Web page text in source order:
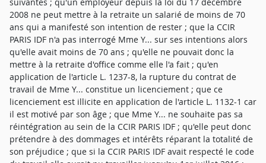
2008 ne peut mettre à la retraite un salarié de moins de 70
ans qui a manifesté son intention de rester ; que la CCIR
PARIS IDF n'a pas interrogé Mme Y... sur ses intentions alors
qu'elle avait moins de 70 ans ; qu'elle ne pouvait donc la
mettre à la retraite d'office comme elle l'a fait ; qu'en
application de l'article L. 1237-8, la rupture du contrat de
travail de Mme Y... constitue un licenciement ; que ce
licenciement est illicite en application de l'article L. 1132-1 car
il est motivé par son âge ; que Mme Y... ne souhaite pas sa
réintégration au sein de la CCIR PARIS IDF ; qu'elle peut donc
prétendre à des dommages et intérêts réparant la totalité de
son préjudice ; que si la CCIR PARIS IDF avait respecté le code